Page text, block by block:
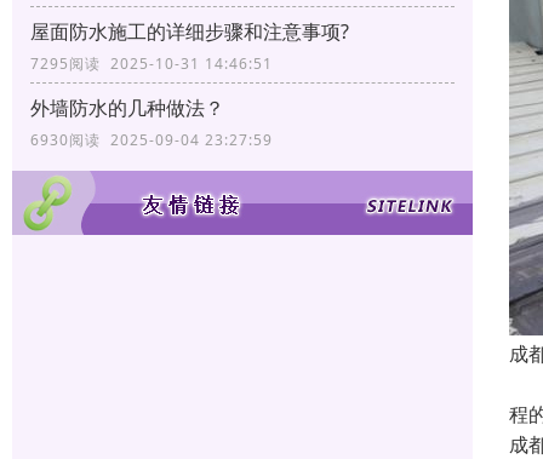
屋面防水施工的详细步骤和注意事项?
7295阅读 2025-10-31 14:46:51
外墙防水的几种做法？
6930阅读 2025-09-04 23:27:59
成
程
成